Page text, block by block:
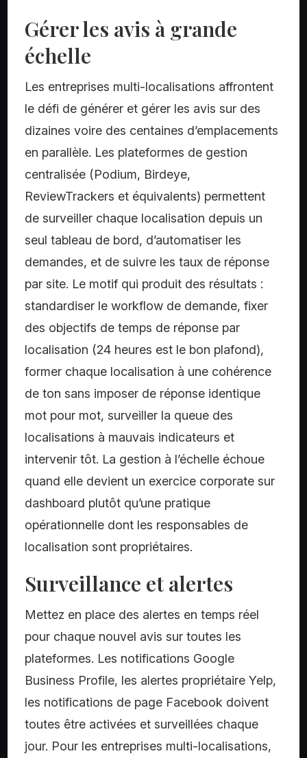
Gérer les avis à grande
échelle
Les entreprises multi-localisations affrontent
le défi de générer et gérer les avis sur des
dizaines voire des centaines d’emplacements
en parallèle. Les plateformes de gestion
centralisée (Podium, Birdeye,
ReviewTrackers et équivalents) permettent
de surveiller chaque localisation depuis un
seul tableau de bord, d’automatiser les
demandes, et de suivre les taux de réponse
par site. Le motif qui produit des résultats :
standardiser le workflow de demande, fixer
des objectifs de temps de réponse par
localisation (24 heures est le bon plafond),
former chaque localisation à une cohérence
de ton sans imposer de réponse identique
mot pour mot, surveiller la queue des
localisations à mauvais indicateurs et
intervenir tôt. La gestion à l’échelle échoue
quand elle devient un exercice corporate sur
dashboard plutôt qu’une pratique
opérationnelle dont les responsables de
localisation sont propriétaires.
Surveillance et alertes
Mettez en place des alertes en temps réel
pour chaque nouvel avis sur toutes les
plateformes. Les notifications Google
Business Profile, les alertes propriétaire Yelp,
les notifications de page Facebook doivent
toutes être activées et surveillées chaque
jour. Pour les entreprises multi-localisations,